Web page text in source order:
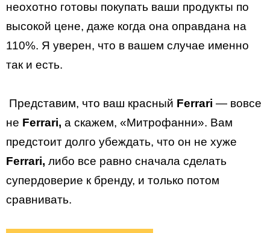
неохотно готовы покупать ваши продукты по
высокой цене, даже когда она оправдана на
110%. Я уверен, что в вашем случае именно
так и есть.
Представим, что ваш красный Ferrari — вовсе
не Ferrari, а скажем, «Митрофанни». Вам
предстоит долго убеждать, что он не хуже
Ferrari, либо все равно сначала сделать
супердоверие к бренду, и только потом
сравнивать.